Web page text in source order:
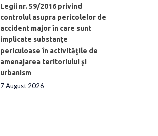
Legii nr. 59/2016 privind
controlul asupra pericolelor de
accident major în care sunt
implicate substanţe
periculoase în activităţile de
amenajarea teritoriului şi
urbanism
7 August 2026